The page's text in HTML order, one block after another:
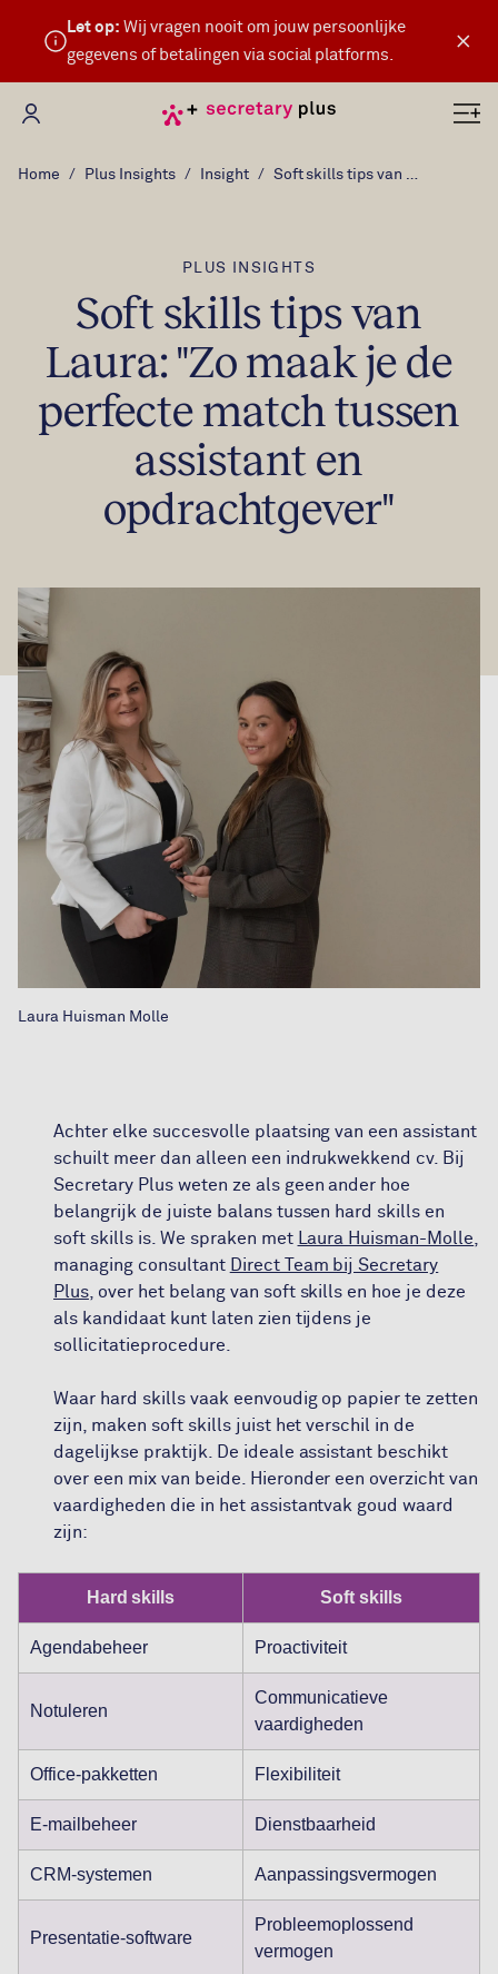
×
Let op: Wij vragen nooit om jouw persoonlijke
gegevens of betalingen via social platforms.
Mijn Secretary Plus
Home Plus Insights Insight Soft skills tips van Laura: "Zo maak je de perfecte match tussen assistant en opdrachtgever"
PLUS INSIGHTS
Soft skills tips van
Laura: "Zo maak je de
perfecte match tussen
assistant en
opdrachtgever"
Laura Huisman Molle
Achter elke succesvolle plaatsing van een assistant
schuilt meer dan alleen een indrukwekkend cv. Bij
Secretary Plus weten ze als geen ander hoe
belangrijk de juiste balans tussen hard skills en
soft skills is. We spraken met
Laura Huisman-Molle
managing consultant
Direct Team bij Secretary
Plus, over het belang van soft skills en hoe je deze
als kandidaat kunt laten zien tijdens je
sollicitatieprocedure.
Waar hard skills vaak eenvoudig op papier te zetten
zijn, maken soft skills juist het verschil in de
dagelijkse praktijk. De ideale assistant beschikt
over een mix van beide. Hieronder een overzicht van
vaardigheden die in het assistantvak goud waard
zijn:
Hard skills Soft skills
Agendabeheer Proactiviteit
Notuleren
Communicatieve
vaardigheden
Office-pakketten Flexibiliteit
E-mailbeheer Dienstbaarheid
CRM-systemen Aanpassingsvermogen
Presentatie-software
Probleemoplossend
vermogen